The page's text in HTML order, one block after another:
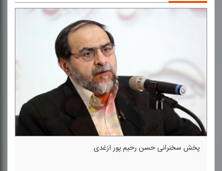
پخش سخنرانی حسن رحیم پور ازغدی